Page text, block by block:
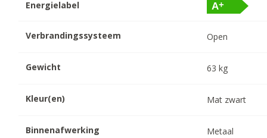
Energielabel
Verbrandingssysteem Open
Gewicht 63 kg
Kleur(en) Mat zwart
Binnenafwerking Metaal